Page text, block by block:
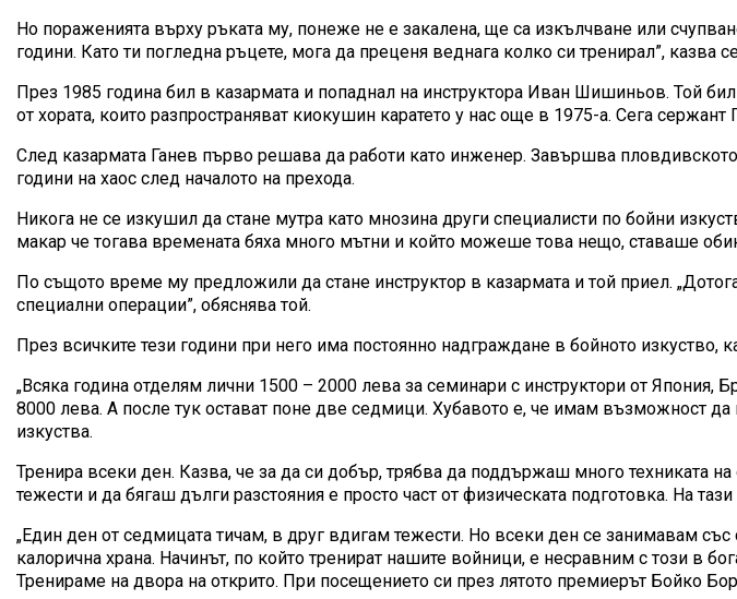
Но пораженията върху ръката му, понеже не е закалена, ще са изкълчване или
години. Като ти погледна ръцете, мога да преценя веднага колко си тренирал”, казва
През 1985 година бил в казармата и попаднал на инструктора Иван Шишиньов. Той
от хората, които разпространяват киокушин каратето у нас още в 1975-а. Сега
След казармата Ганев първо решава да работи като инженер. Завършва
години на хаос след началото на прехода.
Никога не се изкушил да стане мутра като мнозина други специалисти по бойни
макар че тогава времената бяха много мътни и който можеше това нещо, ставаше
По същото време му предложили да стане инструктор в казармата и той приел.
специални операции”, обяснява той.
През всичките тези години при него има постоянно надграждане в бойното изкуство,
„Всяка година отделям лични 1500 – 2000 лева за семинари с инструктори от Япония,
8000 лева. А после тук остават поне две седмици. Хубавото е, че имам възможност
изкуства.
Тренира всеки ден. Казва, че за да си добър, трябва да поддържаш много техниката
тежести и да бягаш дълги разстояния е просто част от физическата подготовка. На
„Един ден от седмицата тичам, в друг вдигам тежести. Но всеки ден се занимавам
калорична храна. Начинът, по който тренират нашите войници, е несравним с този в
Тренираме на двора на открито. При посещението си през лятото премиерът Бойко